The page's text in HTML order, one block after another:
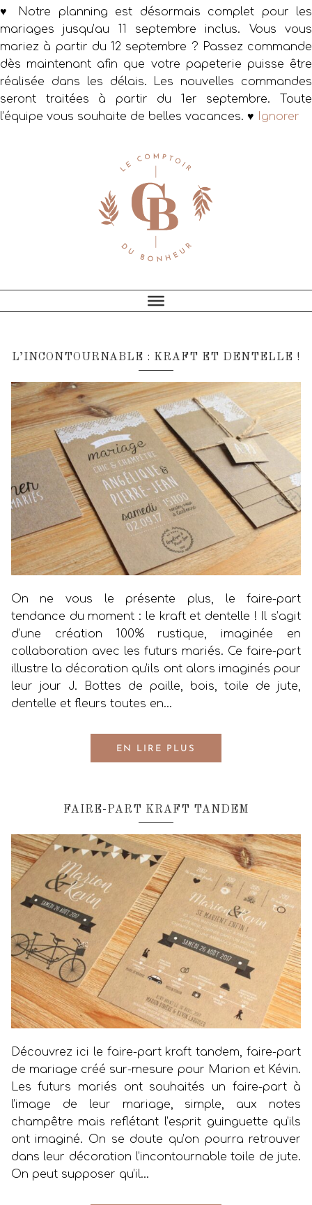
♥ Notre planning est désormais complet pour les
mariages jusqu’au 11 septembre inclus. Vous vous
mariez à partir du 12 septembre ? Passez commande
dès maintenant afin que votre papeterie puisse être
réalisée dans les délais. Les nouvelles commandes
seront traitées à partir du 1er septembre. Toute
l’équipe vous souhaite de belles vacances. ♥
Ignorer
L’INCONTOURNABLE : KRAFT ET DENTELLE !
On ne vous le présente plus, le faire-part
tendance du moment : le kraft et dentelle ! Il s’agit
d’une création 100% rustique, imaginée en
collaboration avec les futurs mariés. Ce faire-part
illustre la décoration qu’ils ont alors imaginés pour
leur jour J. Bottes de paille, bois, toile de jute,
dentelle et fleurs toutes en…
EN LIRE PLUS
FAIRE-PART KRAFT TANDEM
Découvrez ici le faire-part kraft tandem, faire-part
de mariage créé sur-mesure pour Marion et Kévin.
Les futurs mariés ont souhaités un faire-part à
l’image de leur mariage, simple, aux notes
champêtre mais reflétant l’esprit guinguette qu’ils
ont imaginé. On se doute qu’on pourra retrouver
dans leur décoration l’incontournable toile de jute.
On peut supposer qu’il…